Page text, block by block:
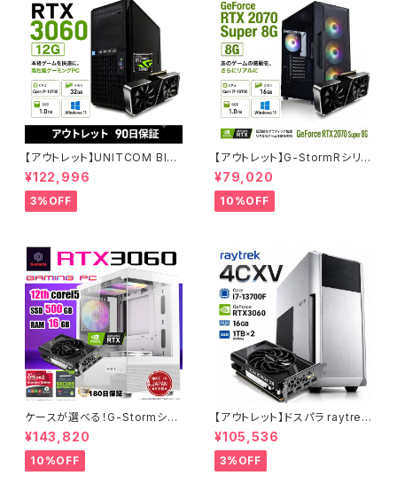
【アウトレット】UNITCOM BIZ-
H RTX 3060 Core i7-1070
0 メモリ32GB SSD1TB ゲーミ
ングPC アウトレット プロ仕様 9
0日保証
¥122,996
3%OFF
【アウトレット】G-StormRシリ
ーズ GeForce RTX 2070 Su
per Core i7-8700 16GBメモ
リ SSD1.0TB Windows11 ゲ
ーミングPC 90日保証
¥79,020
10%OFF
ケースが選べる！G-Stormシリ
ーズ ゲーミングPC 人気のRTX
4060 3060 12G搭載 デスクト
ップPC タワー型 第12世代 CP
U Core i5-12400 - 16GBメ
¥143,820
10%OFF
【アウトレット】ドスパラ raytrek
4CXV RTX3060 Core i7-13
700F メモリ16GB SSD1TBx2
クリエイターPC 1点限り 90日
保証
¥105,536
3%OFF